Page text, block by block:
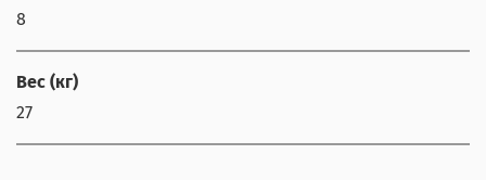
8
Вес (кг)
27